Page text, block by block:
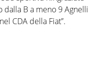
dalla B a meno 9 Agnelli
CDA della Fiat”.